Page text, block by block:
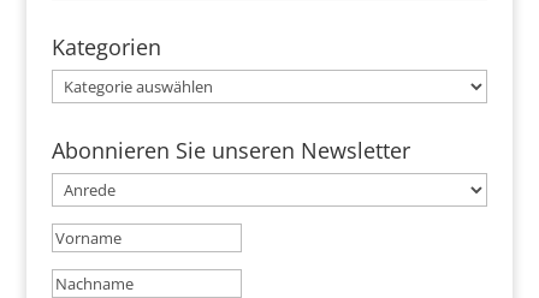
Kategorien
Kategorien
Abonnieren Sie unseren Newsletter